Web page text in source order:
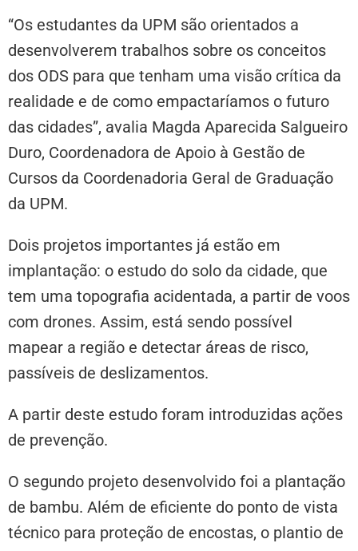
“Os estudantes da UPM são orientados a
desenvolverem trabalhos sobre os conceitos
dos ODS para que tenham uma visão crítica da
realidade e de como empactaríamos o futuro
das cidades”, avalia Magda Aparecida Salgueiro
Duro, Coordenadora de Apoio à Gestão de
Cursos da Coordenadoria Geral de Graduação
da UPM.
Dois projetos importantes já estão em
implantação: o estudo do solo da cidade, que
tem uma topografia acidentada, a partir de voos
com drones. Assim, está sendo possível
mapear a região e detectar áreas de risco,
passíveis de deslizamentos.
A partir deste estudo foram introduzidas ações
de prevenção.
O segundo projeto desenvolvido foi a plantação
de bambu. Além de eficiente do ponto de vista
técnico para proteção de encostas, o plantio de